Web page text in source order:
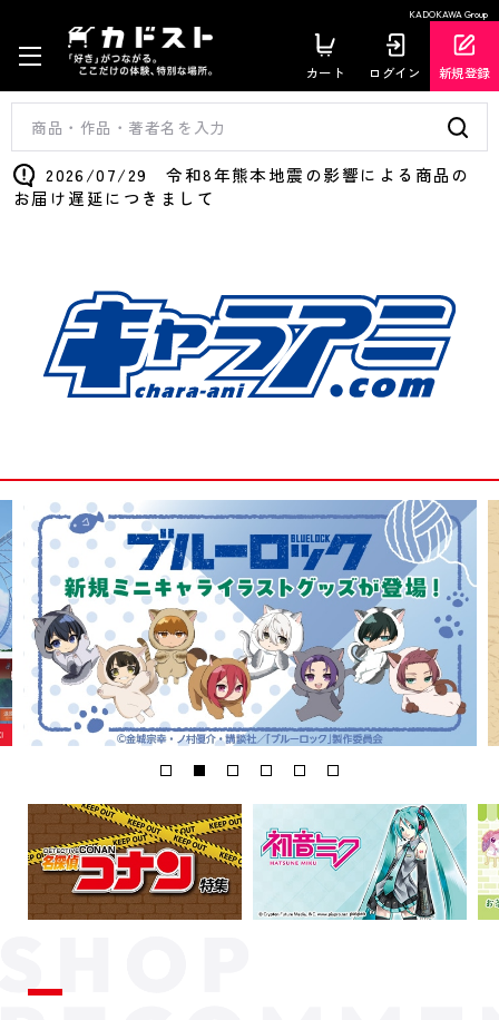
KADOKAWA Group
カート ログイン 新規登録
2026/07/29 令和8年熊本地震の影響による商品の
お届け遅延につきまして